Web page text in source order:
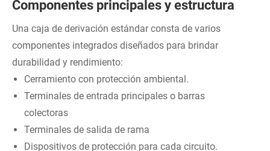
Componentes principales y estructura
Una caja de derivación estándar consta de varios
componentes integrados diseñados para brindar
durabilidad y rendimiento:
Cerramiento con protección ambiental.
Terminales de entrada principales o barras
colectoras
Terminales de salida de rama
Dispositivos de protección para cada circuito.